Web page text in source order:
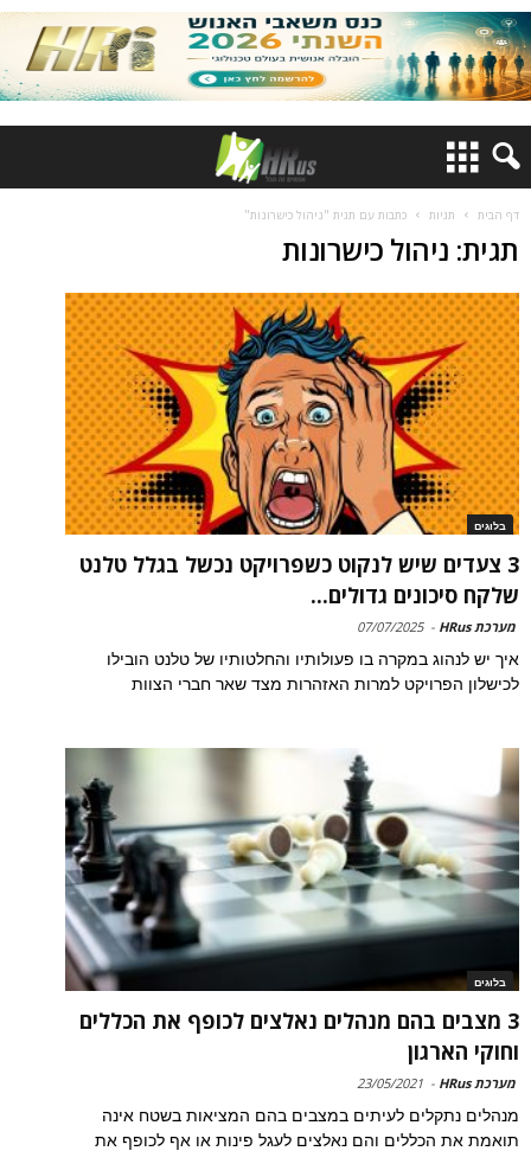
דף הבית תגיות כתבות עם תגית "ניהול כישרונות"
תגית: ניהול כישרונות
בלוגים
3 צעדים שיש לנקוט כשפרויקט נכשל בגלל טלנט
שלקח סיכונים גדולים...
מערכת HRus -
07/07/2025
איך יש לנהוג במקרה בו פעולותיו והחלטותיו של טלנט הובילו
לכישלון הפרויקט למרות האזהרות מצד שאר חברי הצוות
בלוגים
3 מצבים בהם מנהלים נאלצים לכופף את הכללים
וחוקי הארגון
מערכת HRus -
23/05/2021
מנהלים נתקלים לעיתים במצבים בהם המציאות בשטח אינה
תואמת את הכללים והם נאלצים לעגל פינות או אף לכופף את